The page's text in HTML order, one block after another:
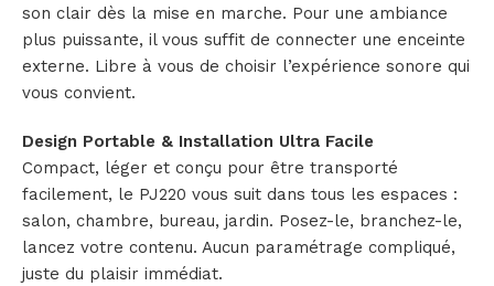
son clair dès la mise en marche. Pour une ambiance
plus puissante, il vous suffit de connecter une enceinte
externe. Libre à vous de choisir l’expérience sonore qui
vous convient.
Design Portable & Installation Ultra Facile
Compact, léger et conçu pour être transporté
facilement, le PJ220 vous suit dans tous les espaces :
salon, chambre, bureau, jardin. Posez-le, branchez-le,
lancez votre contenu. Aucun paramétrage compliqué,
juste du plaisir immédiat.